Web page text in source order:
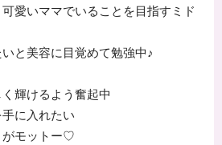
愛いママでいることを目指すミド
と美容に目覚めて勉強中♪
輝けるよう奮起中
に入れたい
がモットー♡